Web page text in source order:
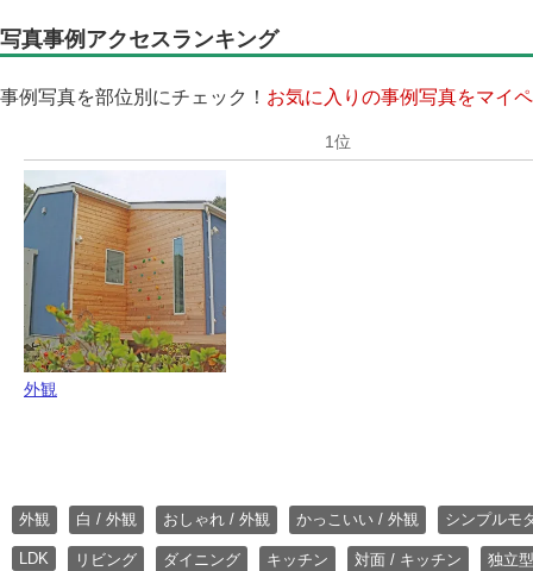
写真事例アクセスランキング
事例写真を部位別にチェック！ お気に入りの事例写真をマイ
外観
外観 白 / 外観 おしゃれ / 外観 かっこいい / 外観 シンプルモ
LDK リビング ダイニング キッチン 対面 / キッチン 独立